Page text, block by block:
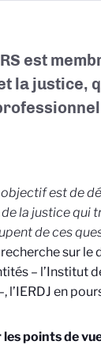
est
la justice,
est de
la justice qui
de ces
sur le
– l’Institut
l’IERDJ en
points de